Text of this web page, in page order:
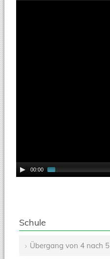
00:00
Schule
Übergang von 4 nach 5